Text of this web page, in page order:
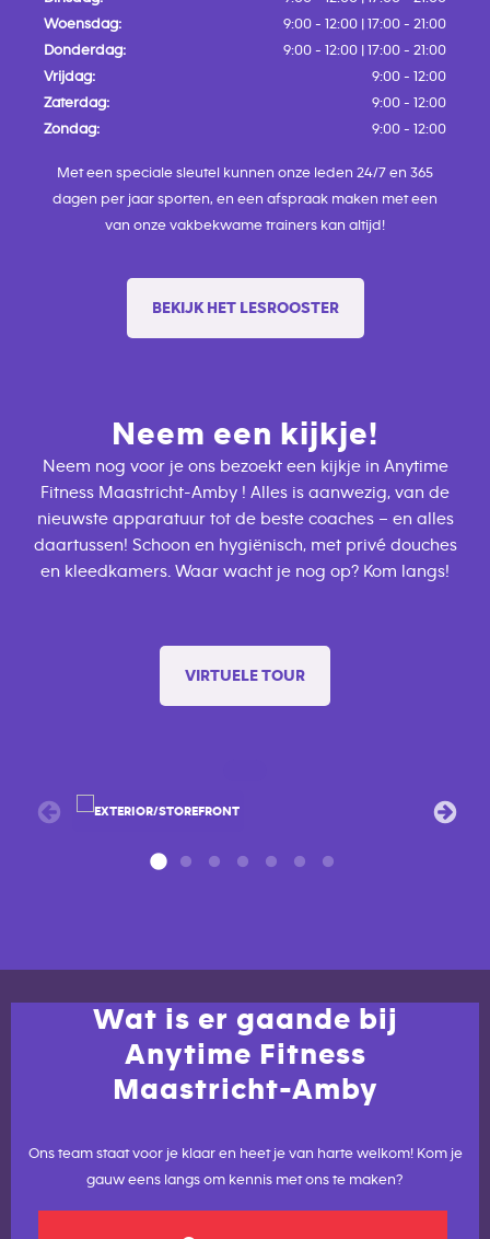
Woensdag:
9:00 - 12:00 | 17:00 - 21:00
Donderdag:
9:00 - 12:00 | 17:00 - 21:00
Vrijdag:
9:00 - 12:00
Zaterdag:
9:00 - 12:00
Zondag:
9:00 - 12:00
Met een speciale sleutel kunnen onze leden 24/7 en 365
dagen per jaar sporten, en een afspraak maken met een
van onze vakbekwame trainers kan altijd!
BEKIJK HET LESROOSTER
Neem een kijkje!
Neem nog voor je ons bezoekt een kijkje in Anytime
Fitness Maastricht-Amby ! Alles is aanwezig, van de
nieuwste apparatuur tot de beste coaches – en alles
daartussen! Schoon en hygiënisch, met privé douches
en kleedkamers. Waar wacht je nog op? Kom langs!
VIRTUELE TOUR
Wat is er gaande bij
Anytime Fitness
Maastricht-Amby
Ons team staat voor je klaar en heet je van harte welkom! Kom je
gauw eens langs om kennis met ons te maken?